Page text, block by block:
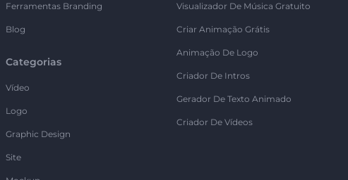
Ferramentas Branding
Blog
Categorias
Vídeo
Logo
Graphic Design
Site
Visualizador De Música Gratuito
Criar Animação Grátis
Animação De Logo
Criador De Intros
Gerador De Texto Animado
Criador De Vídeos